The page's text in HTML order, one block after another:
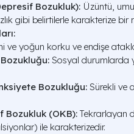
Bozukluk): Üzüntü,
gibi belirtilerle karakterize
ve yoğun korku ve endişe
Sosyal durumlarda
Bozukluğu: Sürekli ve
Bozukluk (OKB): Tekrarlayan
ile karakterizedir.